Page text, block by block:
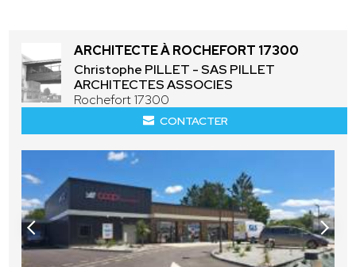
ARCHITECTE À ROCHEFORT 17300
Christophe PILLET - SAS PILLET
ARCHITECTES ASSOCIES
Rochefort 17300
CONTACTER